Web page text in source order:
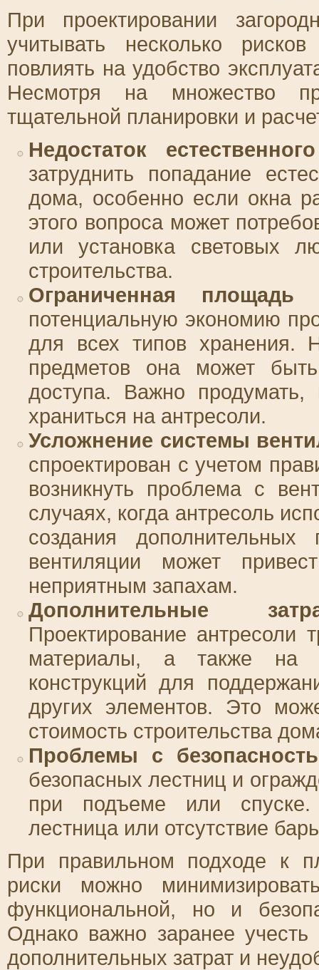
При проектировании
учитывать несколько
повлиять на удобство
Несмотря на множество
тщательной планировки и
Недостаток
затруднить попадание
дома, особенно если окна
этого вопроса может
или установка световых
строительства.
Ограниченная площадь
потенциальную экономию
для всех типов хранения.
предметов она может быть
доступа. Важно продумать,
храниться на антресоли.
Усложнение системы
спроектирован с учетом
возникнуть проблема с
случаях, когда антресоль
создания
вентиляции может
неприятным запахам.
Дополнительные
Проектирование антресоли
материалы, а также на
конструкций для
других элементов. Это
стоимость строительства
Проблемы с
безопасных лестниц и
при подъеме или спуске.
лестница или отсутствие
При правильном подходе к
риски можно
функциональной, но и
Однако важно заранее
дополнительных затрат и